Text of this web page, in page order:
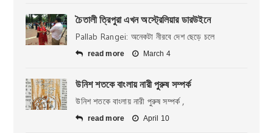
চৈতালী ত্রিপুরা এখন অস্ট্রেলিয়ার ডারউইনে
Pallab Rangei: অনেকটা নীরবে দেশ ছেড়ে চলে
read more March 4
উনিশ শতকে বাংলায় নারী পুরুষ সম্পর্ক
উনিশ শতকে বাংলায় নারী পুরুষ সম্পর্ক ,
read more April 10